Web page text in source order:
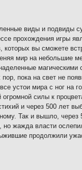
виды и подвиды
прохождения игры
вы сможете
мир на небольшие
магическими
пока на свет не
устои мира с ног на
силы к
и через 500 лет
Так и вышло,
жажда власти
продолжили